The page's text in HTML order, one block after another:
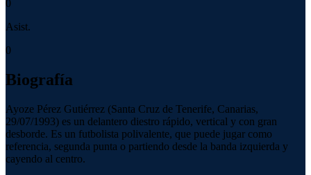
0
Asist.
0
Biografía
Ayoze Pérez Gutiérrez (Santa Cruz de Tenerife, Canarias,
29/07/1993) es un delantero diestro rápido, vertical y con gran
desborde. Es un futbolista polivalente, que puede jugar como
referencia, segunda punta o partiendo desde la banda izquierda y
cayendo al centro.